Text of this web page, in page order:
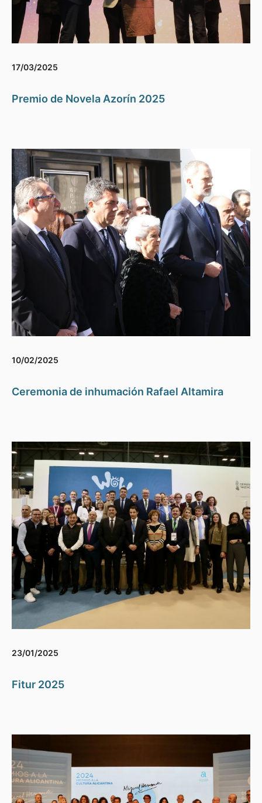
17/03/2025
Premio de Novela Azorín 2025
10/02/2025
Ceremonia de inhumación Rafael Altamira
23/01/2025
Fitur 2025